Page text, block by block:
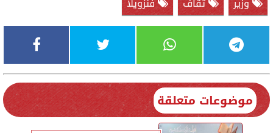
موضوعات متعلقة